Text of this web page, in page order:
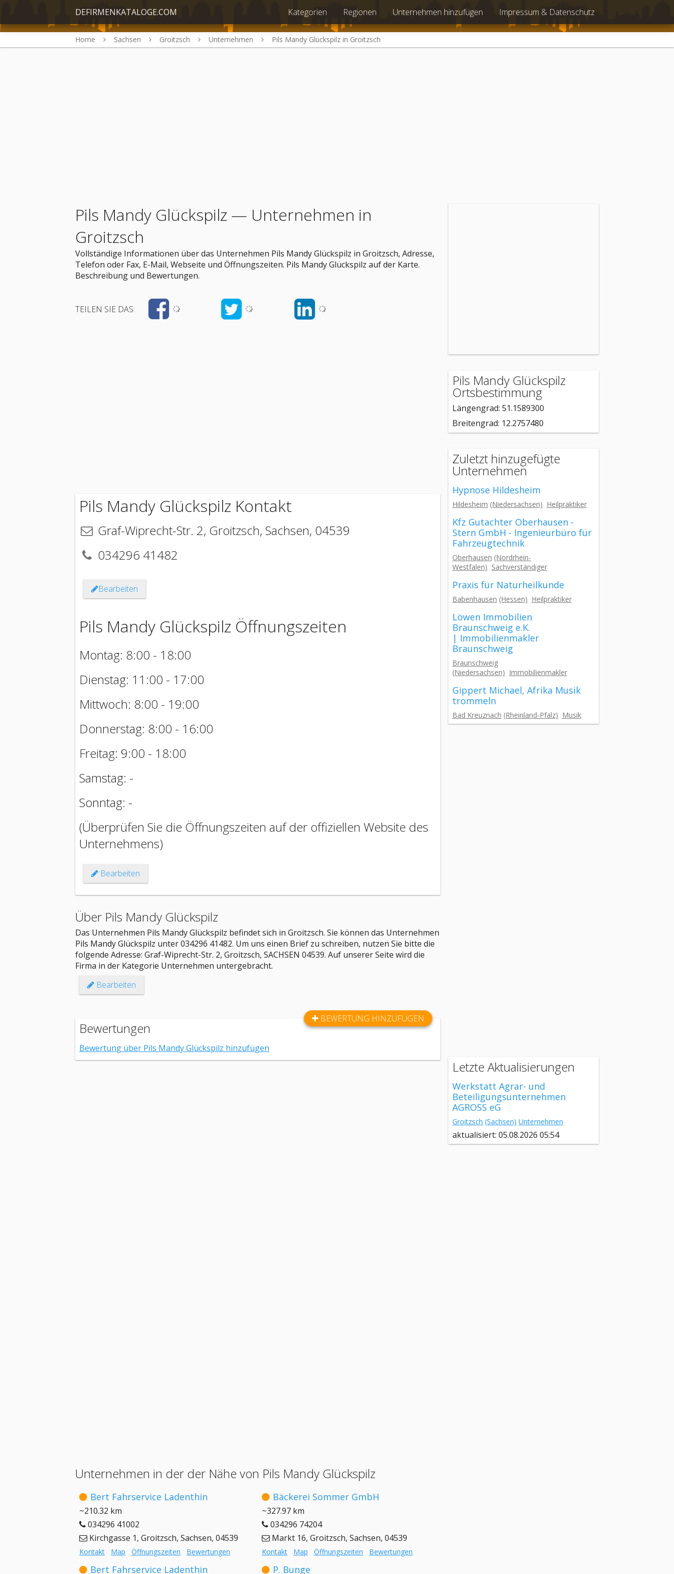
DEFIRMENKATALOGE.COM Kategorien Regionen Unternehmen hinzufügen Impressum & Datenschutz
Home Sachsen Groitzsch Unternehmen Pils Mandy Glückspilz in Groitzsch
Pils Mandy Glückspilz — Unternehmen in
Groitzsch
Vollständige Informationen über das Unternehmen Pils Mandy Glückspilz in Groitzsch, Adresse,
Telefon oder Fax, E-Mail, Webseite und Öffnungszeiten. Pils Mandy Glückspilz auf der Karte.
Beschreibung und Bewertungen.
TEILEN SIE DAS:
Pils Mandy Glückspilz Kontakt
Graf-Wiprecht-Str. 2, Groitzsch, Sachsen, 04539
034296 41482
Bearbeiten
Pils Mandy Glückspilz Öffnungszeiten
Montag: 8:00 - 18:00
Dienstag: 11:00 - 17:00
Mittwoch: 8:00 - 19:00
Donnerstag: 8:00 - 16:00
Freitag: 9:00 - 18:00
Samstag: -
Sonntag: -
(Überprüfen Sie die Öffnungszeiten auf der offiziellen Website des
Unternehmens)
Bearbeiten
Über Pils Mandy Glückspilz
Das Unternehmen Pils Mandy Glückspilz befindet sich in Groitzsch. Sie können das Unternehmen
Pils Mandy Glückspilz unter 034296 41482. Um uns einen Brief zu schreiben, nutzen Sie bitte die
folgende Adresse: Graf-Wiprecht-Str. 2, Groitzsch, SACHSEN 04539. Auf unserer Seite wird die
Firma in der Kategorie Unternehmen untergebracht.
Bearbeiten
BEWERTUNG HINZUFÜGEN
Bewertungen
Bewertung über Pils Mandy Glückspilz hinzufügen
Unternehmen in der der Nähe von Pils Mandy Glückspilz
Bert Fahrservice Ladenthin
~210.32 km
034296 41002
Kirchgasse 1, Groitzsch, Sachsen, 04539
Kontakt Map Öffnungszeiten Bewertungen
Bäckerei Sommer GmbH
~327.97 km
034296 74204
Markt 16, Groitzsch, Sachsen, 04539
Kontakt Map Öffnungszeiten Bewertungen
Bert Fahrservice Ladenthin P. Bunge
Pils Mandy Glückspilz
Ortsbestimmung
Längengrad: 51.1589300
Breitengrad: 12.2757480
Zuletzt hinzugefügte
Unternehmen
Hypnose Hildesheim
Hildesheim (Niedersachsen) Heilpraktiker
Kfz Gutachter Oberhausen -
Stern GmbH - Ingenieurbüro für
Fahrzeugtechnik
Oberhausen (Nordrhein-
Westfalen) Sachverständiger
Praxis für Naturheilkunde
Babenhausen (Hessen) Heilpraktiker
Löwen Immobilien
Braunschweig e.K.
| Immobilienmakler
Braunschweig
Braunschweig
(Niedersachsen) Immobilienmakler
Gippert Michael, Afrika Musik
trommeln
Bad Kreuznach (Rheinland-Pfalz) Musik
Letzte Aktualisierungen
Werkstatt Agrar- und
Beteiligungsunternehmen
AGROSS eG
Groitzsch (Sachsen) Unternehmen
aktualisiert: 05.08.2026 05:54